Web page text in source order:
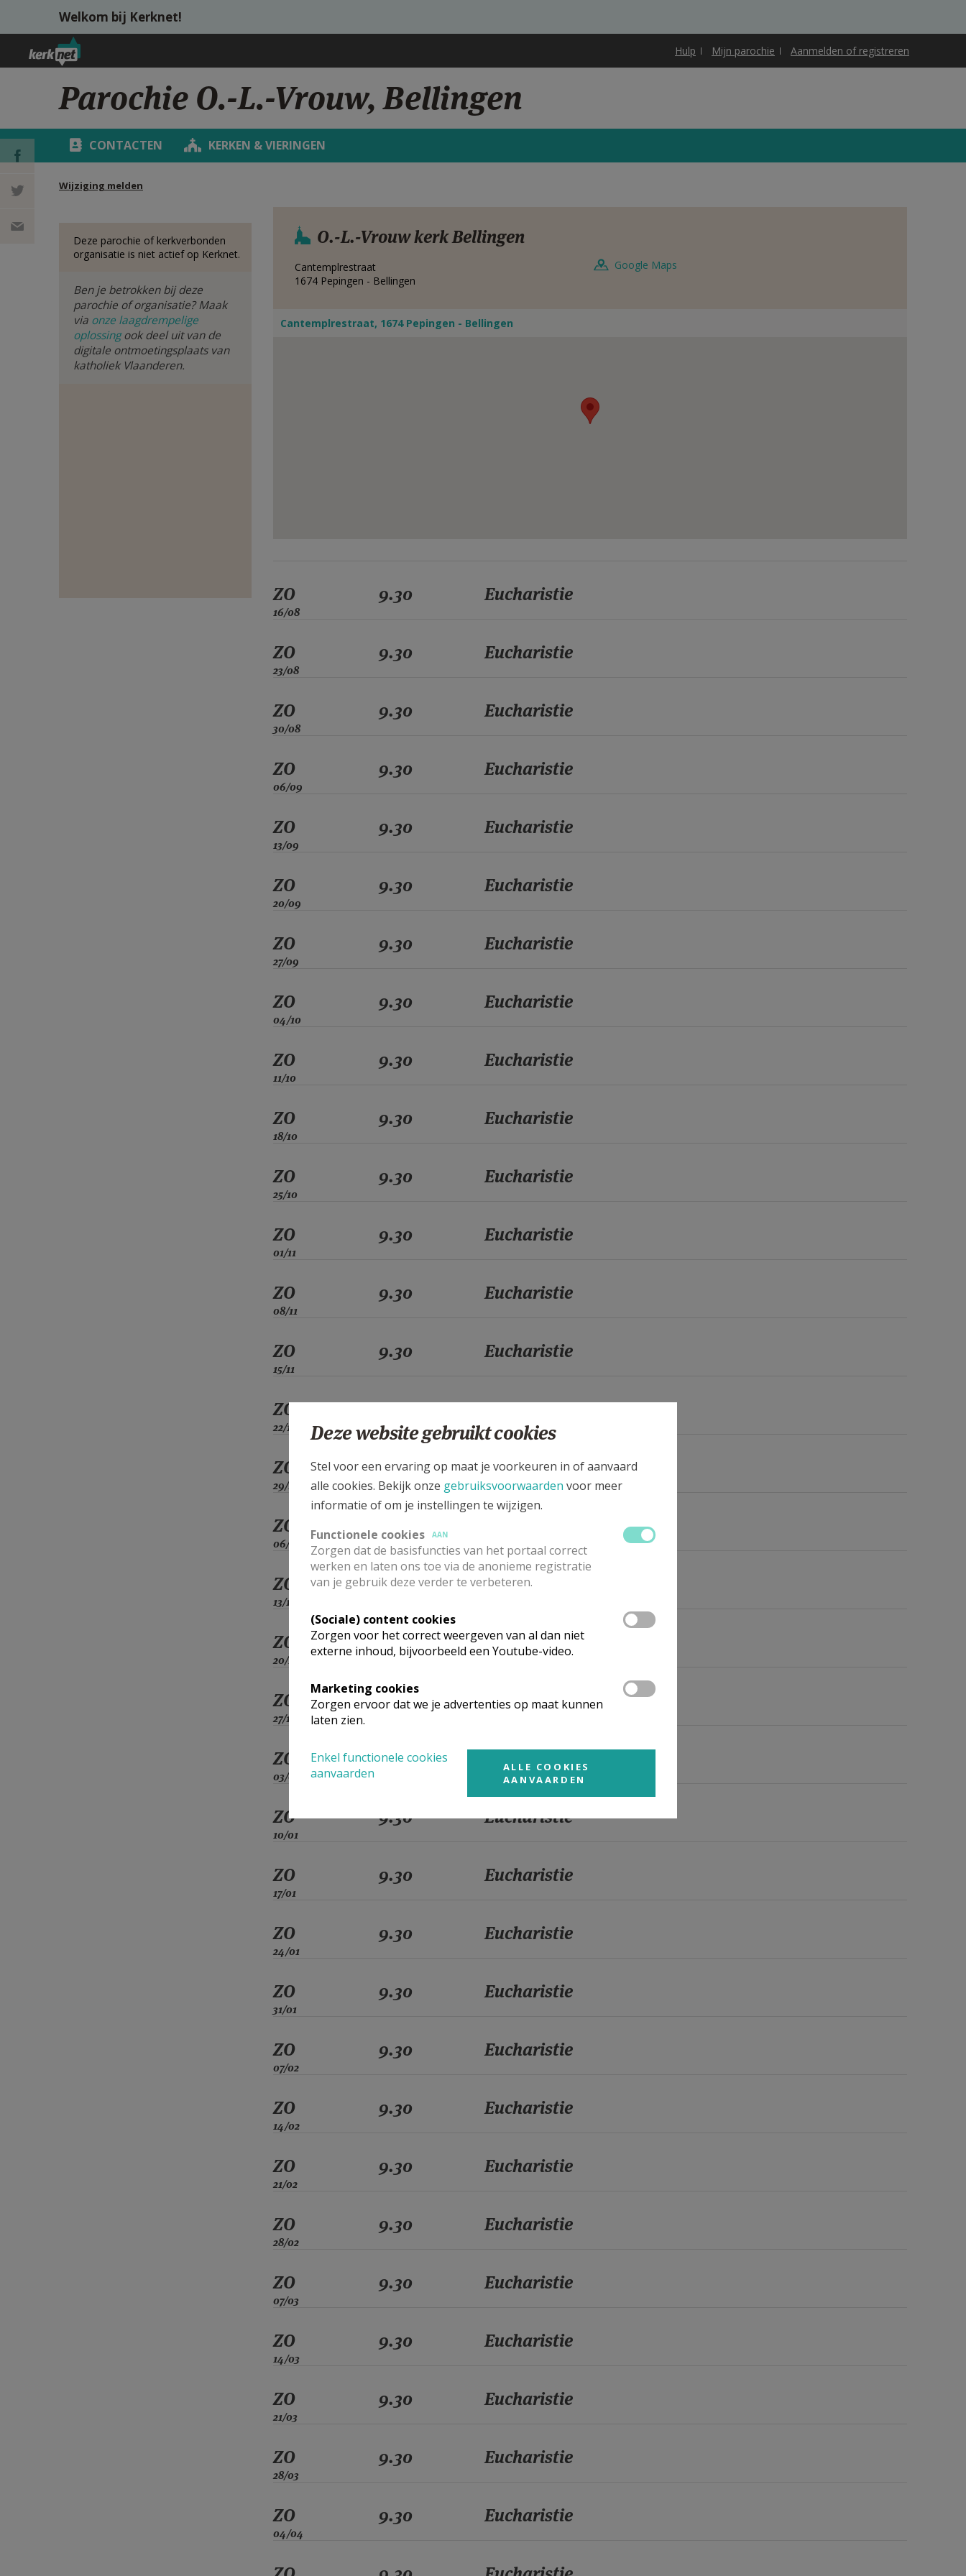
Overslaan en naar de inhoud gaan
Welkom bij Kerknet!
Hulp Mijn parochie Aanmelden of registreren
Parochie O.-L.-Vrouw, Bellingen
CONTACTEN KERKEN & VIERINGEN
Wijziging melden
DEEL OP
FACEBOOK
DEEL OP
Deze parochie of kerkverbonden
organisatie is niet actief op Kerknet.
Ben je betrokken bij deze
parochie of organisatie? Maak
via onze laagdrempelige
oplossingook deel uit van de
digitale ontmoetingsplaats van
katholiek Vlaanderen.
O.-L.-Vrouw kerk Bellingen
Cantemplrestraat
1674 Pepingen - Bellingen
Google Maps
Cantemplrestraat, 1674 Pepingen - Bellingen
ZO
16/08
9.30 Eucharistie
ZO
23/08
9.30 Eucharistie
ZO
30/08
9.30 Eucharistie
ZO
06/09
9.30 Eucharistie
ZO
13/09
9.30 Eucharistie
ZO
20/09
9.30 Eucharistie
ZO
27/09
9.30 Eucharistie
ZO
04/10
9.30 Eucharistie
ZO
11/10
9.30 Eucharistie
ZO
18/10
9.30 Eucharistie
ZO
25/10
9.30 Eucharistie
ZO
01/11
9.30 Eucharistie
ZO
08/11
9.30 Eucharistie
ZO
15/11
9.30 Eucharistie
ZO
22/11
9.30 Eucharistie
ZO
29/11
9.30 Eucharistie
ZO
06/12
9.30
ZO
13/12
9.30 Eucharistie
ZO
20/12
9.30 Eucharistie
ZO
27/12
9.30 Eucharistie
ZO
03/01
9.30 Eucharistie
ZO
10/01
9.30 Eucharistie
ZO
17/01
9.30 Eucharistie
ZO
24/01
9.30 Eucharistie
ZO
31/01
9.30 Eucharistie
ZO
07/02
9.30 Eucharistie
ZO
14/02
9.30 Eucharistie
ZO
21/02
9.30 Eucharistie
ZO
28/02
9.30 Eucharistie
ZO
07/03
9.30 Eucharistie
ZO
14/03
9.30 Eucharistie
ZO
21/03
9.30 Eucharistie
ZO
28/03
9.30 Eucharistie
ZO
04/04
9.30 Eucharistie
Deze website gebruikt cookies
Stel voor een ervaring op maat je voorkeuren in of aanvaard
alle cookies. Bekijk onze gebruiksvoorwaarden voor meer
informatie of om je instellingen te wijzigen.
Functionele cookies
AAN
Zorgen dat de basisfuncties van het portaal correct
werken en laten ons toe via de anonieme registratie
van je gebruik deze verder te verbeteren.
(Sociale) content cookies
Zorgen voor het correct weergeven van al dan niet
externe inhoud, bijvoorbeeld een Youtube-video.
Marketing cookies
Zorgen ervoor dat we je advertenties op maat kunnen
laten zien.
Enkel functionele cookies
aanvaarden
ALLE COOKIES
AANVAARDEN